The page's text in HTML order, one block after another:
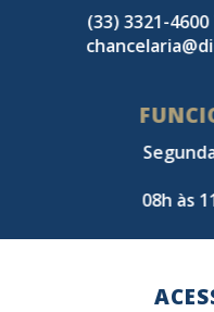
(33) 3321-
08h às